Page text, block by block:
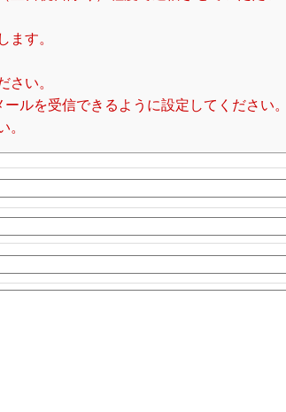
ます。
さい。
ルを受信できるように設定してください。
。